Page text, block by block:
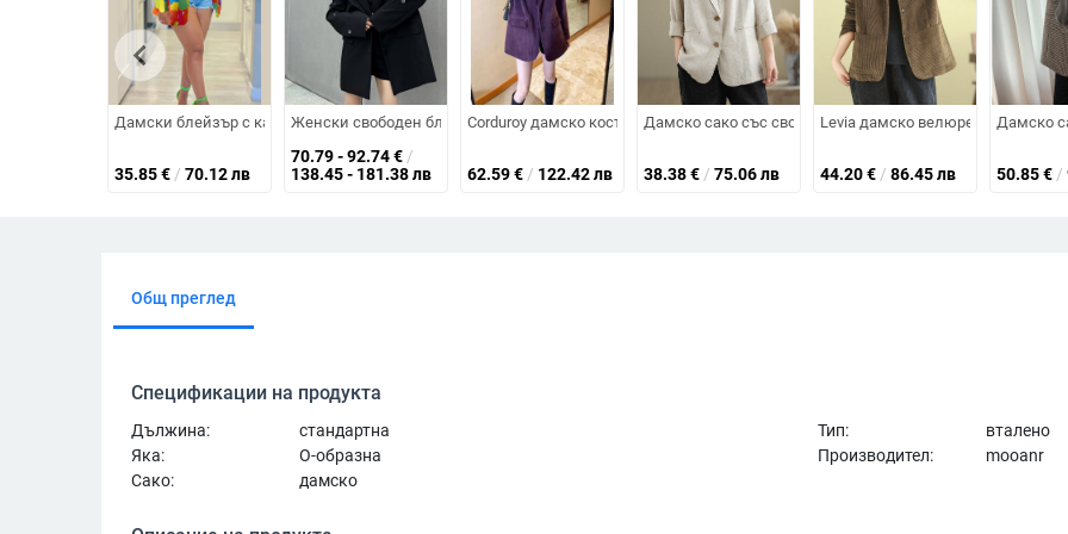
Дамски блейзър с камуфлажен принт, полиестерна тъкан, съдържание 95%+ полиестер, колаж/сплайсинг, костюмно яке
35.85€ / 70.12 лв
Женски свободен блейзър с костюмна яка, дълги ръкави, еднобортно закопчаване, свободна кройка —
70.79 - 92.74€ /
138.45 - 181.38 лв
Corduroy дамско костюмно сако, уличен стил, тясно към лотусовия лист на яка,
62.59€ / 122.42 лв
Дамско сако със свободен силует, дълги ръкави,
38.38€ / 75.06 лв
Levia дамско велюрено сако за
44.20€ / 86.45 лв
Дамско
50.85€ /
chevron_left
Общ преглед
Спецификации на продукта
Дължина: стандартна Тип:
вталено
Яка:
О-образна Производител:
mooanr
Сако:
дамско